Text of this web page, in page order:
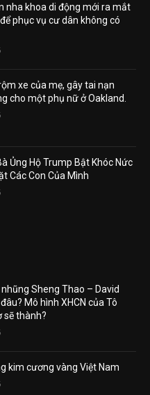
nha khoa di động mới ra mắt
phục vụ cư dân không có
xe của mẹ, gây tai nạn
cho một phụ nữ ở Oakland.
Ủng Hộ Trump Bật Khóc Nức
Các Con Của Mình
Sheng Thao – David
Mô hình XHCN của Tô
sẽ thành?
kim cương vàng Việt Nam